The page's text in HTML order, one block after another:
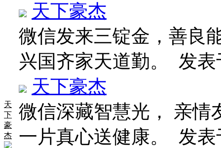
天
下
豪
杰
天下豪杰
微信发来三锭金，善良
兴国齐家天道勤。 发表
天下豪杰
微信深藏智慧光， 亲情
一片真心送健康。 发表